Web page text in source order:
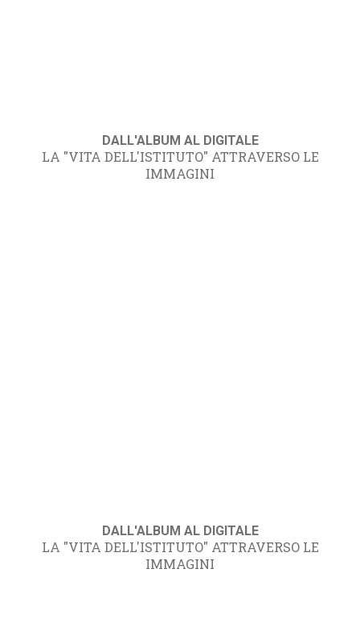
DALL'ALBUM AL DIGITALE
LA "VITA DELL'ISTITUTO" ATTRAVERSO LE
IMMAGINI
DALL'ALBUM AL DIGITALE
LA "VITA DELL'ISTITUTO" ATTRAVERSO LE
IMMAGINI